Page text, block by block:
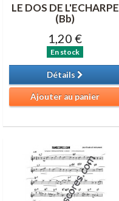
LE DOS DE L'ECHARPE
(Bb)
1,20 €
En stock
Détails
Ajouter au panier